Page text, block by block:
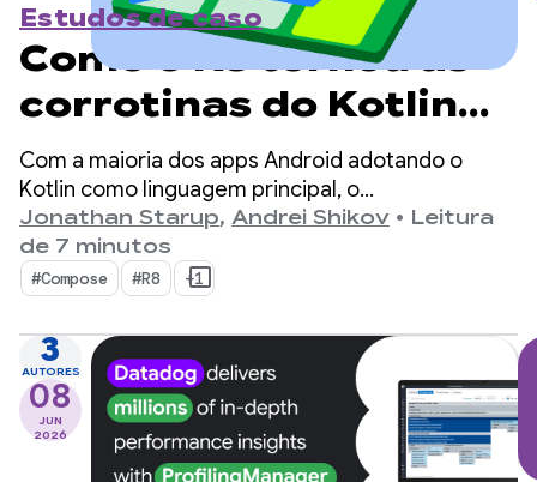
Estudos de caso
Como o R8 tornou as
corrotinas do Kotlin
no Android duas vezes
mais rápidas
Com a maioria dos apps Android adotando o
Kotlin como linguagem principal, o
kotlinx.coroutines se tornou um padrão de fato
para programação assíncrona. A biblioteca
oferece uma maneira bem projetada e
estruturada de gerenciar fluxos simultâneos
nativos do Kotlin.
Jonathan Starup, Andrei Shikov • Leitura
de 7 minutos
#Compose #R8 +1
3
AUTORES
08
JUN
2026